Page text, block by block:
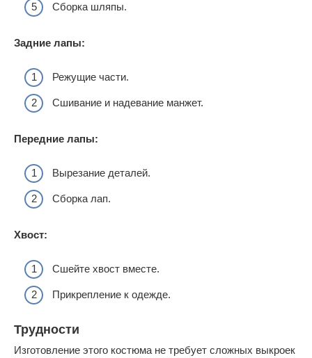
Сборка шляпы.
Задние лапы:
Режущие части.
Сшивание и надевание манжет.
Передние лапы:
Вырезание деталей.
Сборка лап.
Хвост:
Сшейте хвост вместе.
Прикрепление к одежде.
Трудности
Изготовление этого костюма не требует сложных выкроек